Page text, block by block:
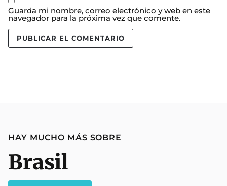
Guarda mi nombre, correo electrónico y web en este
navegador para la próxima vez que comente.
HAY MUCHO MÁS SOBRE
Brasil